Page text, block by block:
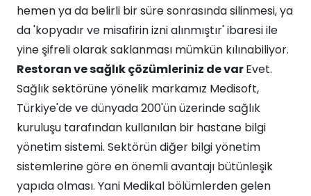
hemen ya da belirli bir süre sonrasında silinmesi, ya
da 'kopyadır ve misafirin izni alınmıştır' ibaresi ile
yine şifreli olarak saklanması mümkün kılınabiliyor.
Restoran ve sağlık çözümleriniz de varEvet.
Sağlık sektörüne yönelik markamız Medisoft,
Türkiye'de ve dünyada 200'ün üzerinde sağlık
kuruluşu tarafından kullanılan bir hastane bilgi
yönetim sistemi. Sektörün diğer bilgi yönetim
sistemlerine göre en önemli avantajı bütünleşik
yapıda olması. Yani Medikal bölümlerden gelen